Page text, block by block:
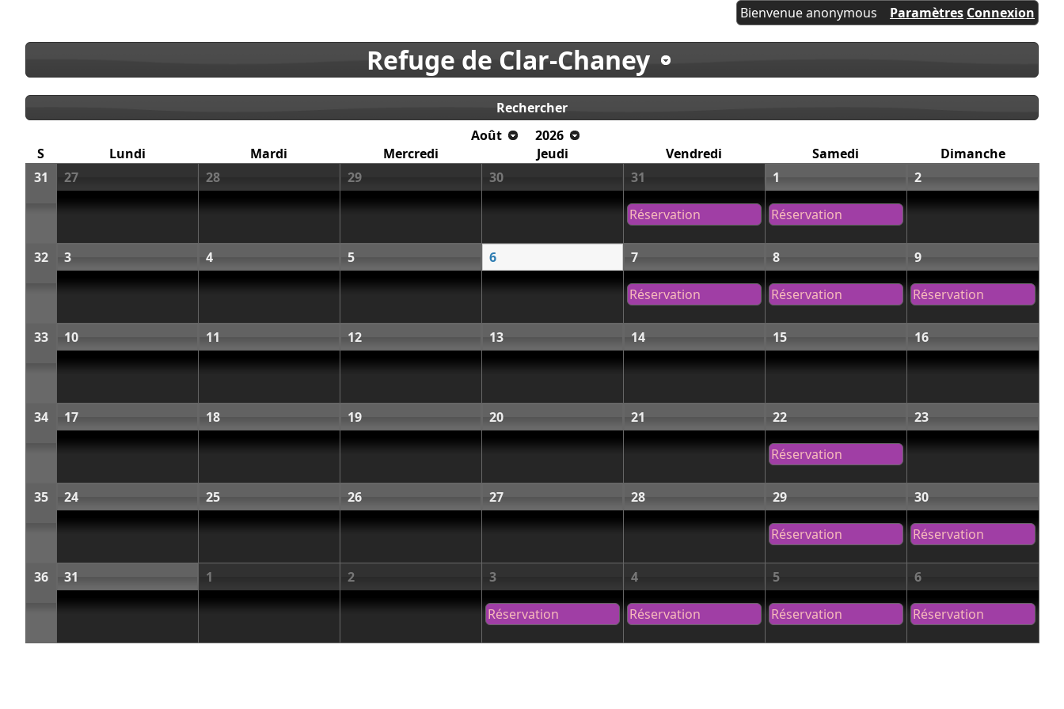
Bienvenue anonymous Paramètres Connexion
Refuge de Clar-Chaney
Rechercher
Août
2026
S
Lundi Mardi Mercredi Jeudi Vendredi Samedi
Dimanche
31
27 28 29 30 31
Réservation
1
Réservation
2
32 3 4 5 6 7
Réservation
8
Réservation
9
Réservation
33 10 11 12 13 14 15 16
34 17 18 19 20 21 22
Réservation
23
35 24 25 26 27 28 29
Réservation
30
Réservation
36 31 1 2 3
Réservation
4
Réservation
5
Réservation
6
Réservation